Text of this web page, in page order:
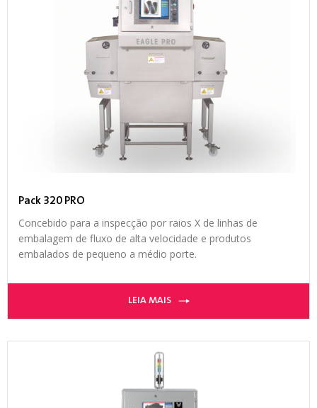
Pack 320 PRO
Concebido para a inspecção por raios X de linhas de
embalagem de fluxo de alta velocidade e produtos
embalados de pequeno a médio porte.
LEIA MAIS